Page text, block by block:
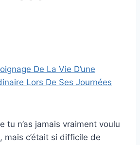
De La Vie D’une
Lors De Ses Journées
tu n’as jamais vraiment voulu
mais c’était si difficile de